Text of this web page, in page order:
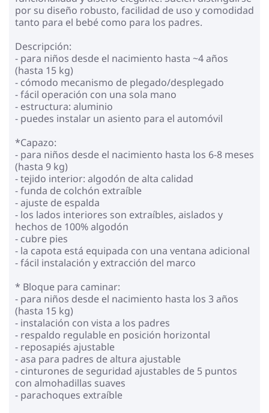
por su diseño robusto, facilidad de uso y comodidad
tanto para el bebé como para los padres.
Descripción:
- para niños desde el nacimiento hasta ~4 años
(hasta 15 kg)
- cómodo mecanismo de plegado/desplegado
- fácil operación con una sola mano
- estructura: aluminio
- puedes instalar un asiento para el automóvil
*Capazo:
- para niños desde el nacimiento hasta los 6-8 meses
(hasta 9 kg)
- tejido interior: algodón de alta calidad
- funda de colchón extraíble
- ajuste de espalda
- los lados interiores son extraíbles, aislados y
hechos de 100% algodón
- cubre pies
- la capota está equipada con una ventana adicional
- fácil instalación y extracción del marco
* Bloque para caminar:
- para niños desde el nacimiento hasta los 3 años
(hasta 15 kg)
- instalación con vista a los padres
- respaldo regulable en posición horizontal
- reposapiés ajustable
- asa para padres de altura ajustable
- cinturones de seguridad ajustables de 5 puntos
con almohadillas suaves
- parachoques extraíble